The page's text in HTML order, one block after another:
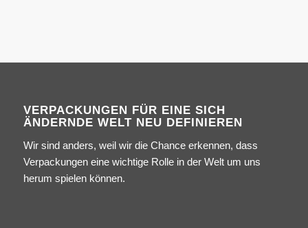
VERPACKUNGEN FÜR EINE SICH
ÄNDERNDE WELT NEU DEFINIEREN
Wir sind anders, weil wir die Chance erkennen, dass
Verpackungen eine wichtige Rolle in der Welt um uns
herum spielen können.